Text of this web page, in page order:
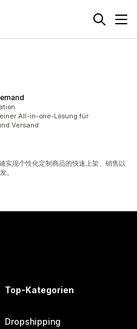
All-in-one-Lösung für
Versand
实现个性化定制商品的快速上架、销售以
。
Top-Kategorien
Dropshipping